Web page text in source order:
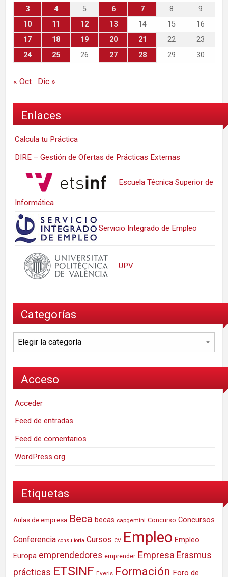
3
4 5 6 7 8
9
10
11 12 13 14 15
16
17
18 19 20 21 22
23
24
25 26 27 28 29 30
« Oct Dic »
Enlaces
Calcula tu Práctica
DIRE – Gestión de Ofertas de Prácticas Externas
Escuela Técnica Superior de
Informática
Servicio Integrado de Empleo
UPV
Categorías
Categorías
Acceso
Acceder
Feed de entradas
Feed de comentarios
WordPress.org
Etiquetas
Aulas de empresa Beca becas capgemini Concurso Concursos
Conferencia consultoria Cursos CV Empleo Empleo
Europa emprendedores emprender Empresa Erasmus
prácticas ETSINF Everis Formación Foro de